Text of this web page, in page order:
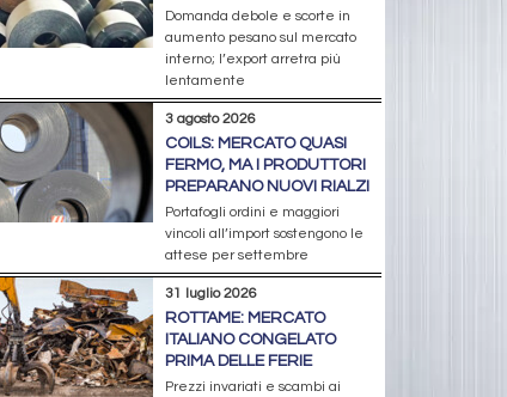
Domanda debole e scorte in
aumento pesano sul mercato
interno; l’export arretra più
lentamente
3 agosto 2026
COILS: MERCATO QUASI
FERMO, MA I PRODUTTORI
PREPARANO NUOVI RIALZI
Portafogli ordini e maggiori
vincoli all’import sostengono le
attese per settembre
31 luglio 2026
ROTTAME: MERCATO
ITALIANO CONGELATO
PRIMA DELLE FERIE
Prezzi invariati e scambi ai